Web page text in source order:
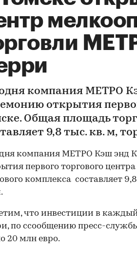
компания МЕТРО
открытия
Общая площадь
9,8 тыс. кв. м,
компания МЕТРО Кэш энд
первого торгового
комплекса составляет
что инвестиции в
по ссообщению пресс-
20 млн евро.